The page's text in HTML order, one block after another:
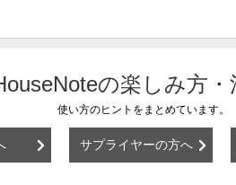
の楽しみ方・
使い方のヒントをまとめています。
サプライヤーの方へ